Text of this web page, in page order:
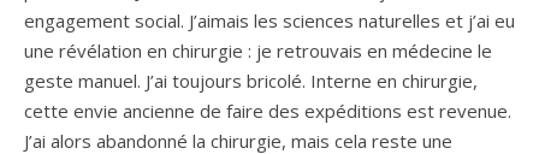
engagement social. J’aimais les sciences naturelles et j’ai eu
une révélation en chirurgie : je retrouvais en médecine le
geste manuel. J’ai toujours bricolé. Interne en chirurgie,
cette envie ancienne de faire des expéditions est revenue.
J’ai alors abandonné la chirurgie, mais cela reste une